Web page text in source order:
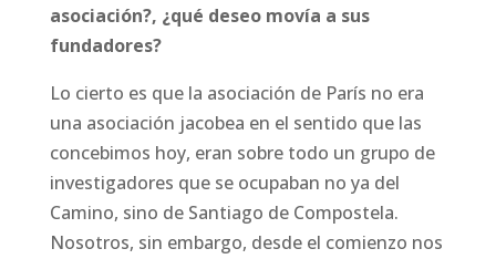
asociación?, ¿qué deseo movía a sus
fundadores?
Lo cierto es que la asociación de París no era
una asociación jacobea en el sentido que las
concebimos hoy, eran sobre todo un grupo de
investigadores que se ocupaban no ya del
Camino, sino de Santiago de Compostela.
Nosotros, sin embargo, desde el comienzo nos